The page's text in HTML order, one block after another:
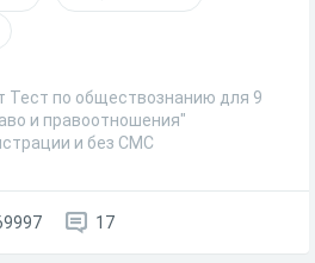
Тест по обществознанию для 9
и правоотношения"
и без СМС
17